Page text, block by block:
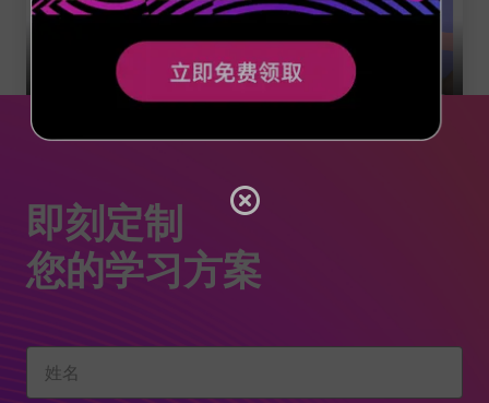
即刻定制
您的学习方案